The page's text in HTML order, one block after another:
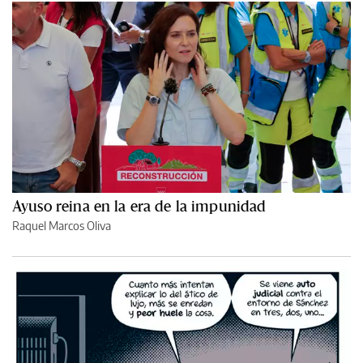
Ayuso reina en la era de la impunidad
Raquel Marcos Oliva